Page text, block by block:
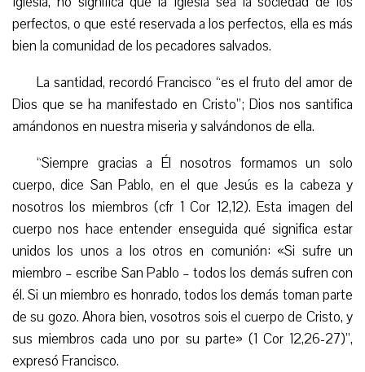
perfectos, o que esté reservada a los perfectos, ella es más
bien la comunidad de los pecadores salvados.
La santidad, recordó Francisco “es el fruto del amor de
Dios que se ha manifestado en Cristo”; Dios nos santifica
amándonos en nuestra miseria y salvándonos de ella.
“Siempre gracias a Él nosotros formamos un solo
cuerpo, dice San Pablo, en el que Jesús es la cabeza y
nosotros los miembros (cfr 1 Cor 12,12). Esta imagen del
cuerpo nos hace entender enseguida qué significa estar
unidos los unos a los otros en comunión: «Si sufre un
miembro – escribe San Pablo – todos los demás sufren con
él. Si un miembro es honrado, todos los demás toman parte
de su gozo. Ahora bien, vosotros sois el cuerpo de Cristo, y
sus miembros cada uno por su parte» (1 Cor 12,26-27)”,
expresó Francisco.